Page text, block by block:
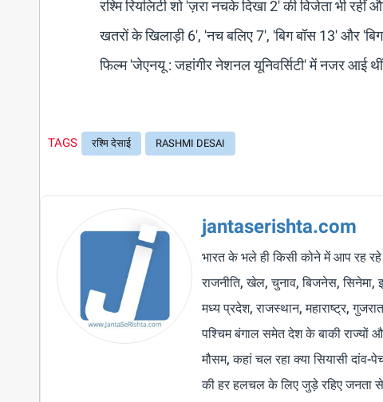
रश्मि रियलिटी शो 'ज़रा नचके दिखा 2' की विजेता भी
खतरों के खिलाड़ी 6', 'नच बलिए 7', 'बिग बॉस 13' और
फिल्म 'जेएनयू : जहांगीर नेशनल यूनिवर्सिटी' में नजर आई
TAGS रश्मि देसाई RASHMI DESAI
jantaserishta.com
भारत के भले ही किसी कोने में आप रह रहे
राजनीति, खेल, चुनाव, बिजनेस, सिनेमा,
मध्य प्रदेश, राजस्थान, महाराष्ट्र,
पश्चिम बंगाल समेत देश के बाकी राज्यों
मौसम, कहां चल रहा क्या सियासी
की हर हलचल के लिए जुड़े रहिए जनता से